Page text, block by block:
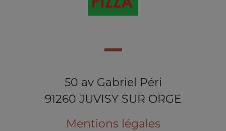
50 av Gabriel Péri
91260 JUVISY SUR ORGE
Mentions légales